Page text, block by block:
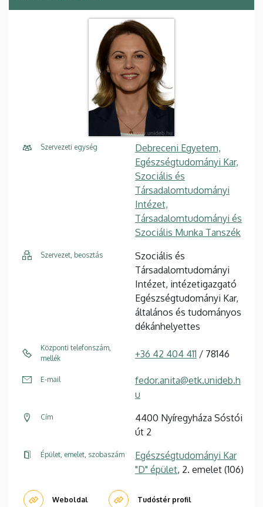
Szervezeti egység
Debreceni Egyetem,
Egészségtudományi Kar,
Szociális és
Társadalomtudományi
Intézet,
Társadalomtudományi és
Szociális Munka Tanszék
Szervezet, beosztás
Szociális és
Társadalomtudományi
Intézet, intézetigazgató
Egészségtudományi Kar,
általános és tudományos
dékánhelyettes
Központi telefonszám,
mellék
+36 42 404 411 / 78146
E-mail
fedor.anita@etk.unideb.h
u
Cím
4400 Nyíregyháza Sóstói
út 2
Épület, emelet, szobaszám
Egészségtudományi Kar
"D" épület, 2. emelet (106)
Weboldal Tudóstér profil